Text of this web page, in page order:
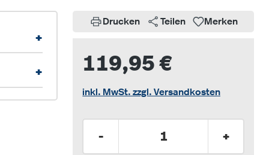
+
+
Drucken Teilen Merken
119,95 €
inkl. MwSt. zzgl. Versandkosten
Produkt Anzahl: Gib den
- +